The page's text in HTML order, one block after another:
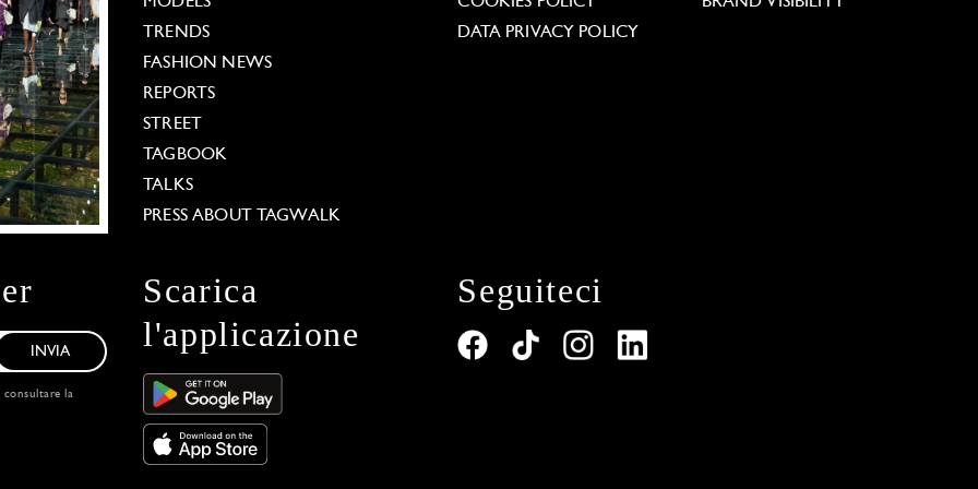
TRENDS
FASHION NEWS
REPORTS
STREET
TAGBOOK
TALKS
PRESS ABOUT TAGWALK
DATA PRIVACY POLICY
INVIA
consultare la
Scarica
l'applicazione
Seguiteci